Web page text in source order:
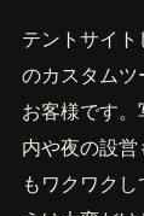
テントサイト
のカスタム
お客様です。
内や夜の設
もワクワク